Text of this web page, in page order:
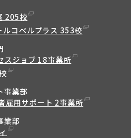
205校
ルコペルプラス 353校
スジョブ 18事業所
事業部
雇用サポート 2事業所
業部